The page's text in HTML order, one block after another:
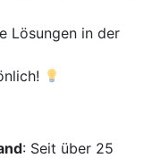
Lösungen in der
: Seit über 25